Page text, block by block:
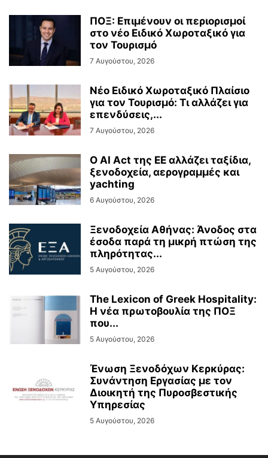
ΠΟΞ: Επιμένουν οι περιορισμοί
στο νέο Ειδικό Χωροταξικό για
τον Τουρισμό
7 Αυγούστου, 2026
Νέο Ειδικό Χωροταξικό Πλαίσιο
για τον Τουρισμό: Τι αλλάζει για
επενδύσεις,...
7 Αυγούστου, 2026
Ο AI Act της ΕΕ αλλάζει ταξίδια,
ξενοδοχεία, αερογραμμές και
yachting
6 Αυγούστου, 2026
Ξενοδοχεία Αθήνας: Άνοδος στα
έσοδα παρά τη μικρή πτώση της
πληρότητας...
5 Αυγούστου, 2026
The Lexicon of Greek Hospitality:
Η νέα πρωτοβουλία της ΠΟΞ
που...
5 Αυγούστου, 2026
Ένωση Ξενοδόχων Κερκύρας:
Συνάντηση Εργασίας με τον
Διοικητή της Πυροσβεστικής
Υπηρεσίας
5 Αυγούστου, 2026